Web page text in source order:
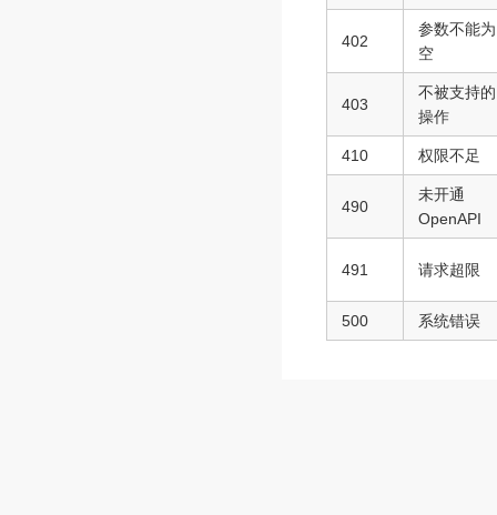
402
参数不能为
空
403
不被支持的
操作
410 权限不足
490
未开通
OpenAPI
491 请求超限
500 系统错误